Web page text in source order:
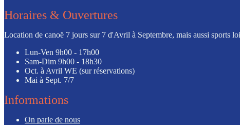
Horaires & Ouvertures
Location de canoë 7 jours sur 7 d'Avril à Septembre, mais aussi sports
Lun-Ven 9h00 - 17h00
Sam-Dim 9h00 - 18h30
Oct. à Avril WE (sur réservations)
Mai à Sept. 7/7
Informations
On parle de nous